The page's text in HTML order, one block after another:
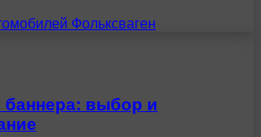
баннера: выбор и